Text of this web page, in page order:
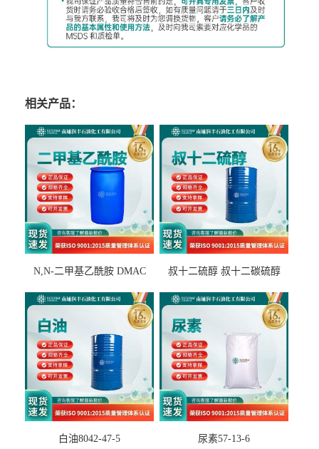
相关产品：
N,N-二甲基乙酰胺 DMAC
叔十二硫醇 叔十二碳硫醇
白油8042-47-5 尿素57-13-6